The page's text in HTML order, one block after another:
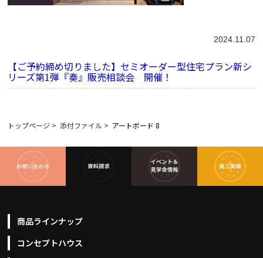
2024.11.07
【ご予約締め切りました】セミオーダー型住宅プラン新シ
リーズ第1弾『奏』販売相談会 開催！
トップページ > 添付ファイル > アートボード 8
商品ラインナップ
コンセプトハウス